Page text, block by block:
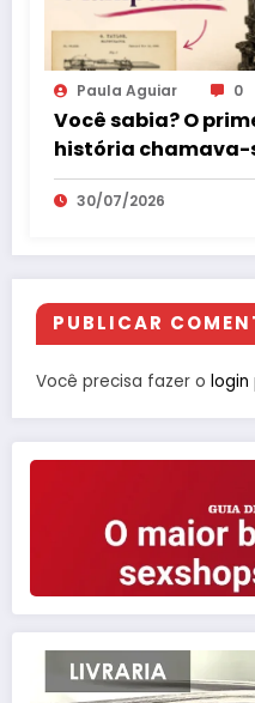
Paula Aguiar 0
Você sabia? O
história chamava-
30/07/2026
PUBLICAR
Você precisa fazer o login